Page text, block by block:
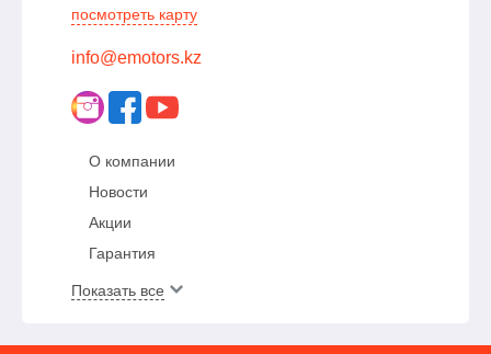
посмотреть карту
info@emotors.kz
О компании
Новости
Акции
Гарантия
Показать все